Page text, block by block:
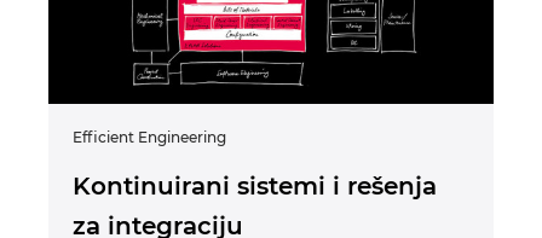
Efficient Engineering
Kontinuirani sistemi i rešenja
za integraciju
Tajland
Tajvan